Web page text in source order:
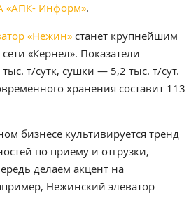
«АПК- Информ».
«Нежин» станет крупнейшим
«Кернел». Показатели
т/сутк, сушки — 5,2 тыс. т/сут.
хранения составит 113
бизнесе культивируется тренд
по приему и отгрузки,
делаем акцент на
Нежинский элеватор